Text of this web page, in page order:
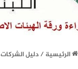
الرئيسية/دليل الشركات